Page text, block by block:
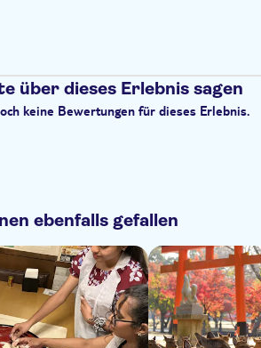
über dieses Erlebnis sagen
keine Bewertungen für dieses Erlebnis.
ebenfalls gefallen